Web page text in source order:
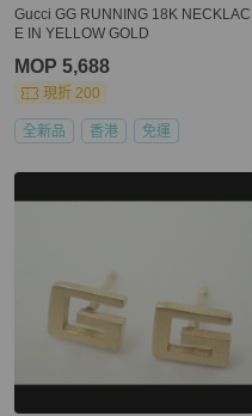
Gucci GG RUNNING 18K NECKLAC
E IN YELLOW GOLD
MOP 5,688
現折 200
全新品 香港 免運